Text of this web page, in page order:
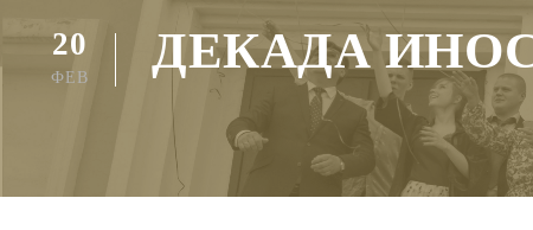
20
ФЕВ ДЕКАДА